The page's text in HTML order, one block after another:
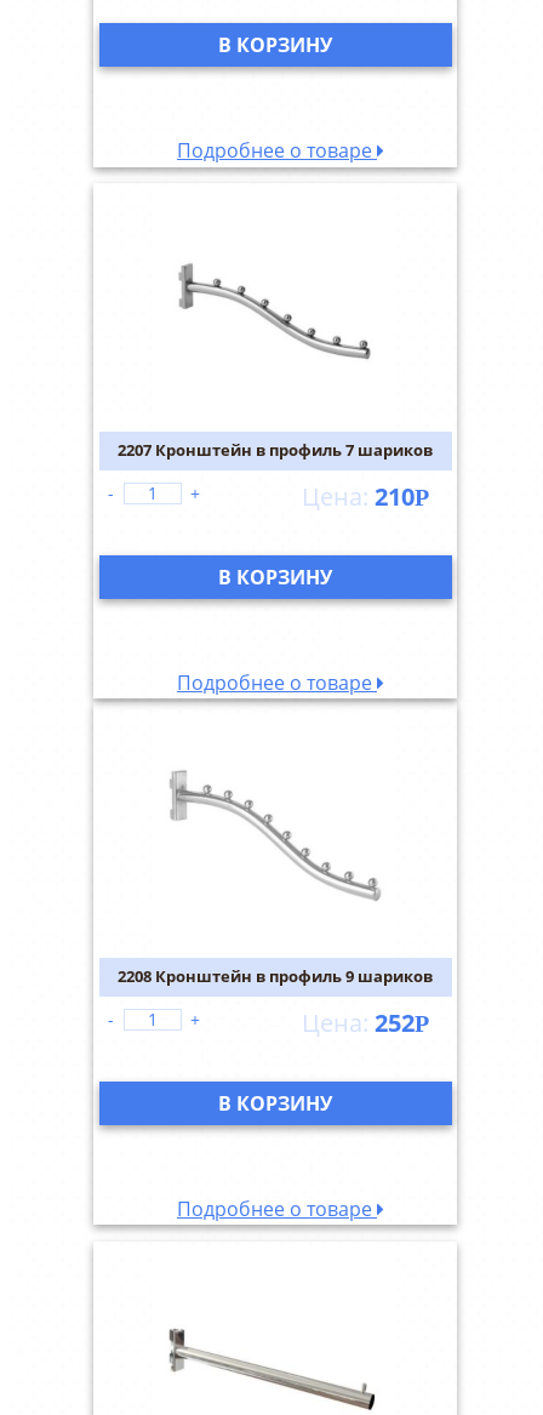
В КОРЗИНУ
Подробнее о товаре
2207 Кронштейн в профиль 7 шариков
210Р
- +
В КОРЗИНУ
Подробнее о товаре
2208 Кронштейн в профиль 9 шариков
252Р
- +
В КОРЗИНУ
Подробнее о товаре